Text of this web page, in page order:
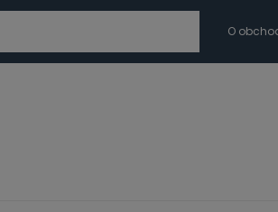
O
modal-check